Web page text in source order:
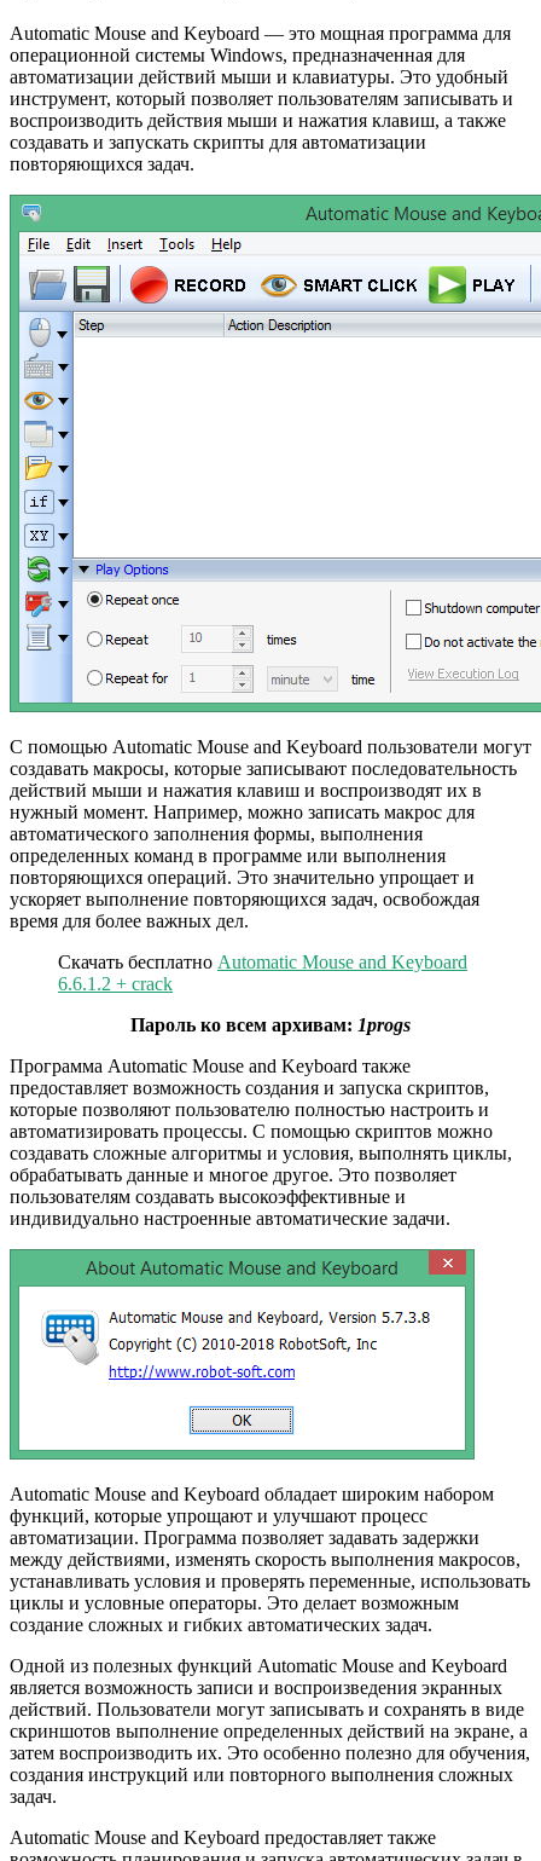
Automatic Mouse and Keyboard — это мощная программа для
операционной системы Windows, предназначенная для
автоматизации действий мыши и клавиатуры. Это удобный
инструмент, который позволяет пользователям записывать и
воспроизводить действия мыши и нажатия клавиш, а также
создавать и запускать скрипты для автоматизации
повторяющихся задач.
С помощью Automatic Mouse and Keyboard пользователи могут
создавать макросы, которые записывают последовательность
действий мыши и нажатия клавиш и воспроизводят их в
нужный момент. Например, можно записать макрос для
автоматического заполнения формы, выполнения
определенных команд в программе или выполнения
повторяющихся операций. Это значительно упрощает и
ускоряет выполнение повторяющихся задач, освобождая
время для более важных дел.
Скачать бесплатно Automatic Mouse and Keyboard
6.6.1.2 + crack
Пароль ко всем архивам: 1progs
Программа Automatic Mouse and Keyboard также
предоставляет возможность создания и запуска скриптов,
которые позволяют пользователю полностью настроить и
автоматизировать процессы. С помощью скриптов можно
создавать сложные алгоритмы и условия, выполнять циклы,
обрабатывать данные и многое другое. Это позволяет
пользователям создавать высокоэффективные и
индивидуально настроенные автоматические задачи.
Automatic Mouse and Keyboard обладает широким набором
функций, которые упрощают и улучшают процесс
автоматизации. Программа позволяет задавать задержки
между действиями, изменять скорость выполнения макросов,
устанавливать условия и проверять переменные, использовать
циклы и условные операторы. Это делает возможным
создание сложных и гибких автоматических задач.
Одной из полезных функций Automatic Mouse and Keyboard
является возможность записи и воспроизведения экранных
действий. Пользователи могут записывать и сохранять в виде
скриншотов выполнение определенных действий на экране, а
затем воспроизводить их. Это особенно полезно для обучения,
создания инструкций или повторного выполнения сложных
задач.
Automatic Mouse and Keyboard предоставляет также